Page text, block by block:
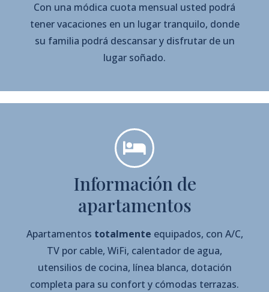
Con una módica cuota mensual usted podrá
tener vacaciones en un lugar tranquilo, donde
su familia podrá descansar y disfrutar de un
lugar soñado.
Información de
apartamentos
Apartamentos totalmente equipados, con A/C,
TV por cable, WiFi, calentador de agua,
utensilios de cocina, línea blanca, dotación
completa para su confort y cómodas terrazas.